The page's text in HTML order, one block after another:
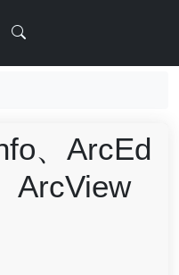
、ArcEd
ArcView